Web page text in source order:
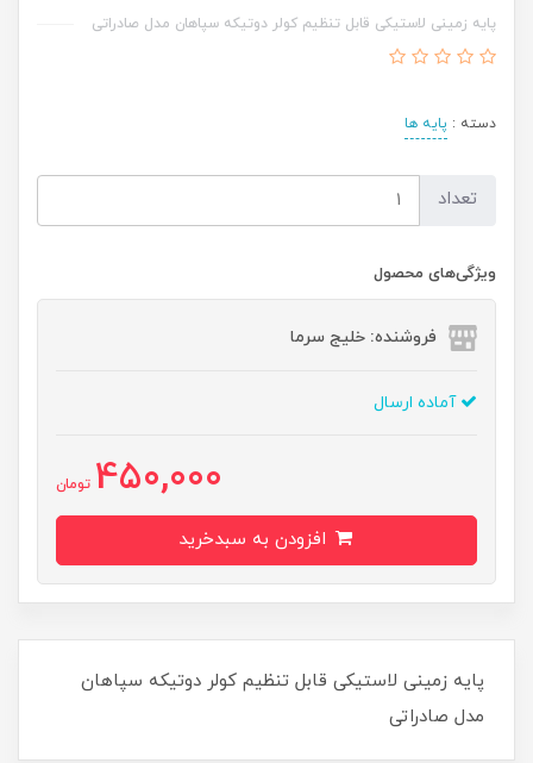
پایه زمینی لاستیکی قابل تنظیم کولر دوتیکه سپاهان مدل صادراتی
دسته : پایه ها
تعداد
ویژگی‌های محصول
فروشنده: خلیج سرما
آماده ارسال
450,000 تومان
پایه زمینی لاستیکی قابل تنظیم کولر دوتیکه سپاهان
مدل صادراتی